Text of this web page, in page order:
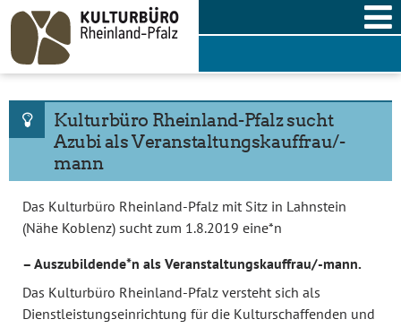
Skip
content
Kulturbüro Rheinland-Pfalz sucht
Azubi als Veranstaltungskauffrau/-
mann
Das Kulturbüro Rheinland-Pfalz mit Sitz in Lahnstein
(Nähe Koblenz) sucht zum 1.8.2019 eine*n
– Auszubildende*n als Veranstaltungskauffrau/-mann.
Das Kulturbüro Rheinland-Pfalz versteht sich als
Dienstleistungseinrichtung für die Kulturschaffenden und